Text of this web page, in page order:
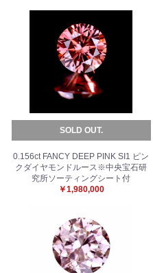
SOLD OUT.
0.156ct FANCY DEEP PINK SI1 ピン
クダイヤモンドルース※中央宝石研
究所ソーティングシート付
￥1,980,000